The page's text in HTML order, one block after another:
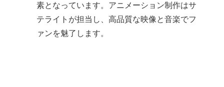
素となっています。アニメーション制作はサ
テライトが担当し、高品質な映像と音楽でフ
ァンを魅了します。